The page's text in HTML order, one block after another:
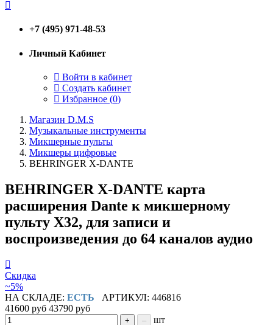
+7 (495) 971-48-53
Личный Кабинет
Войти в кабинет
Создать кабинет
Избранное (0)
Магазин D.M.S
Музыкальные инструменты
Микшерные пульты
Микшеры цифровые
BEHRINGER X-DANTE
BEHRINGER X-DANTE карта
расширения Dante к микшерному
пульту X32, для записи и
воспроизведения до 64 каналов аудио
Скидка
~5%
НА СКЛАДЕ: ЕСТЬ АРТИКУЛ: 446816
41600 руб 43790 руб
+ – шт